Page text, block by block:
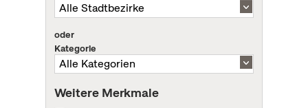
oder
Kategorie
Weitere Merkmale